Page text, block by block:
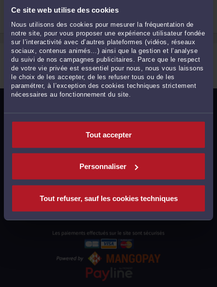
Ce site web utilise des cookies
Nous utilisons des cookies pour mesurer la fréquentation de
notre site, pour vous proposer une expérience utilisateur fondée
sur l’interactivité avec d’autres plateformes (vidéos, réseaux
sociaux, contenus animés…) ainsi que la gestion et l’analyse
du suivi de nos campagnes publicitaires. Parce que le respect
de votre vie privée est essentiel pour nous, nous vous laissons
le choix de les accepter, de les refuser tous ou de les
paramétrer, à l’exception des cookies techniques strictement
nécessaires au fonctionnement du site.
Tout accepter
Personnaliser
Tout refuser, sauf les cookies techniques
1 patrimoine
Procédure d'appel
MENTIONS LÉGALES
POLITIQUE DE CONFIDENTIALITÉ
POLITIQUE DES COOKIES
CGU AVOCATS
CGUV UTILISATEURS
PLAN DU SITE